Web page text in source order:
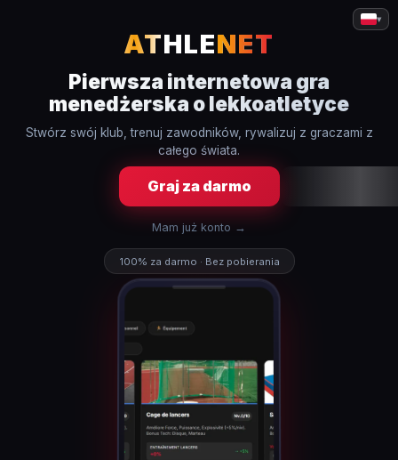
▾
ATHLENET
Pierwsza internetowa gra
menedżerska o lekkoatletyce
Stwórz swój klub, trenuj zawodników, rywalizuj z graczami z
całego świata.
Graj za darmo
Mam już konto →
100% za darmo · Bez pobierania